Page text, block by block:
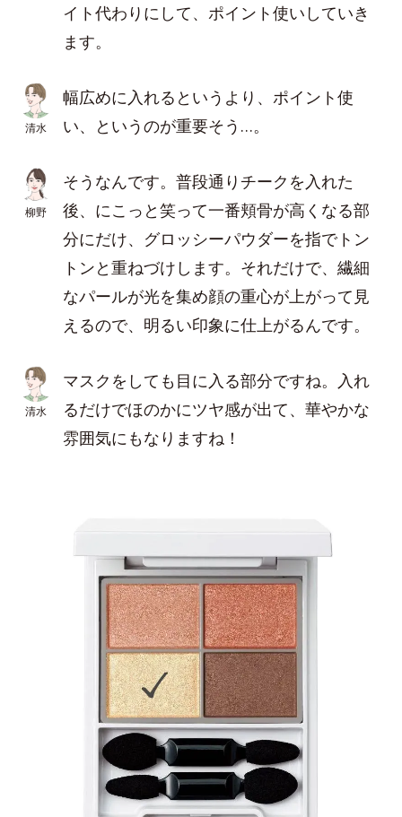
イト代わりにして、ポイント使いしていき
ます。
清水
幅広めに入れるというより、ポイント使
い、というのが重要そう…。
柳野
そうなんです。普段通りチークを入れた
後、にこっと笑って一番頬骨が高くなる部
分にだけ、グロッシーパウダーを指でトン
トンと重ねづけします。それだけで、繊細
なパールが光を集め顔の重心が上がって見
えるので、明るい印象に仕上がるんです。
清水
マスクをしても目に入る部分ですね。入れ
るだけでほのかにツヤ感が出て、華やかな
雰囲気にもなりますね！